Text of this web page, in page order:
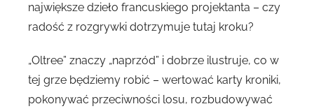
największe dzieło francuskiego projektanta – czy
radość z rozgrywki dotrzymuje tutaj kroku?
„Oltree” znaczy „naprzód” i dobrze ilustruje, co w
tej grze będziemy robić – wertować karty kroniki,
pokonywać przeciwności losu, rozbudowywać